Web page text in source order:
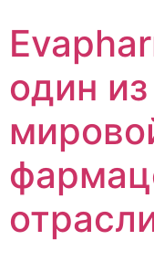
содержимому
один